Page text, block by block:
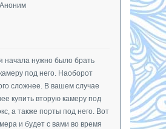
Аноним
начала нужно было брать
под него. Наоборот
сложнее. В вашем случае
купить вторую камеру под
а также порты под него. Вот
и будет с вами во время